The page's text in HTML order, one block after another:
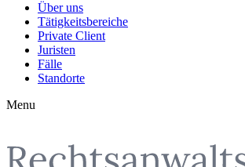
Über uns
Tätigkeitsbereiche
Private Client
Juristen
Fälle
Standorte
Menu